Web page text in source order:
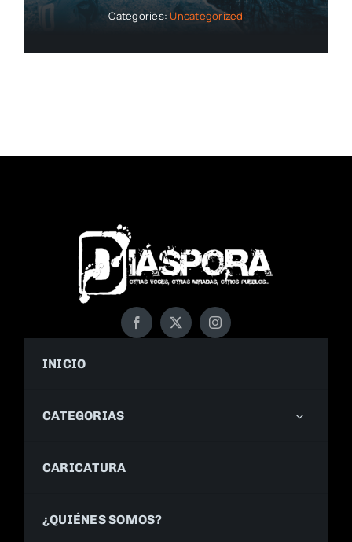
Categories:Uncategorized
INICIO
CATEGORIAS
CARICATURA
¿QUIÉNES SOMOS?